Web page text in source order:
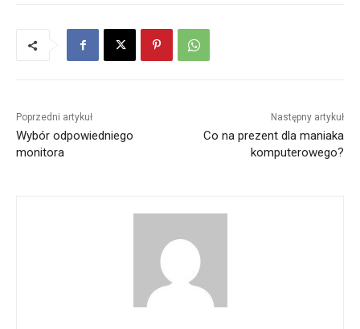
Poprzedni artykuł
Wybór odpowiedniego
monitora
Następny artykuł
Co na prezent dla maniaka
komputerowego?